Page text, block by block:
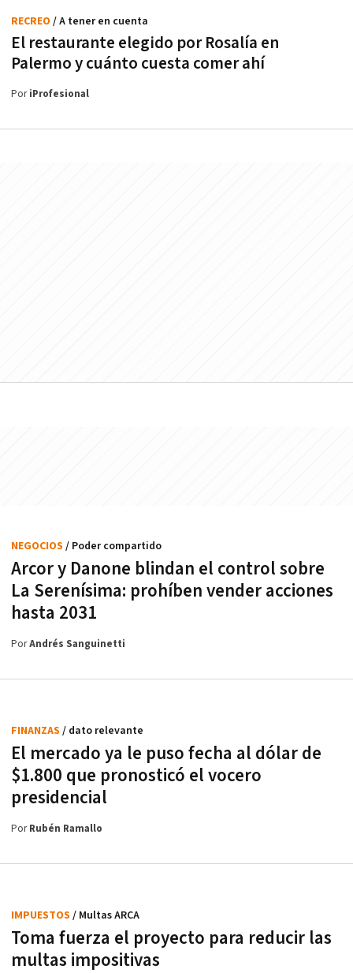
El restaurante elegido por Rosalía en
Palermo y cuánto cuesta comer ahí
RECREO / A tener en cuenta
PoriProfesional
Arcor y Danone blindan el control sobre
La Serenísima: prohíben vender acciones
hasta 2031
NEGOCIOS / Poder compartido
PorAndrés Sanguinetti
El mercado ya le puso fecha al dólar de
$1.800 que pronosticó el vocero
presidencial
FINANZAS / dato relevante
PorRubén Ramallo
Toma fuerza el proyecto para reducir las
multas impositivas
IMPUESTOS / Multas ARCA